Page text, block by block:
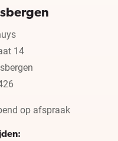
14
op afspraak